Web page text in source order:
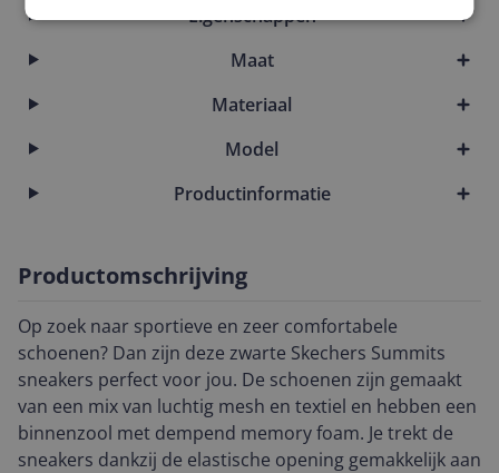
Eigenschappen
Maat
Materiaal
Model
Productinformatie
Productomschrijving
Op zoek naar sportieve en zeer comfortabele
schoenen? Dan zijn deze zwarte Skechers Summits
sneakers perfect voor jou. De schoenen zijn gemaakt
van een mix van luchtig mesh en textiel en hebben een
binnenzool met dempend memory foam. Je trekt de
sneakers dankzij de elastische opening gemakkelijk aan